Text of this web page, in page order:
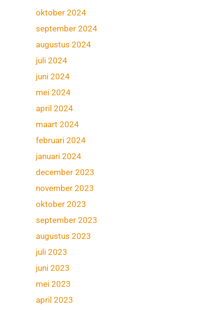
oktober 2024
september 2024
augustus 2024
juli 2024
juni 2024
mei 2024
april 2024
maart 2024
februari 2024
januari 2024
december 2023
november 2023
oktober 2023
september 2023
augustus 2023
juli 2023
juni 2023
mei 2023
april 2023